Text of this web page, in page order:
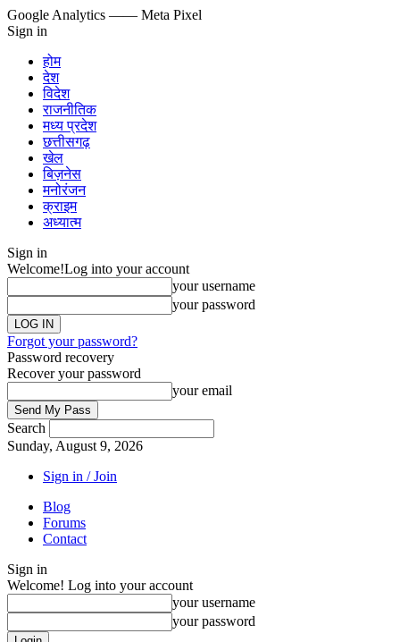
Google Analytics —— Meta Pixel
Sign in
होम
देश
विदेश
राजनीतिक
मध्य प्रदेश
छत्तीसगढ़
खेल
बिज़नेस
मनोरंजन
क्राइम
अध्यात्म
Sign in
Welcome!Log into your account
your username
your password
Forgot your password?
Password recovery
Recover your password
your email
Search
Sunday, August 9, 2026
Sign in / Join
Blog
Forums
Contact
Sign in
Welcome! Log into your account
your username
your password